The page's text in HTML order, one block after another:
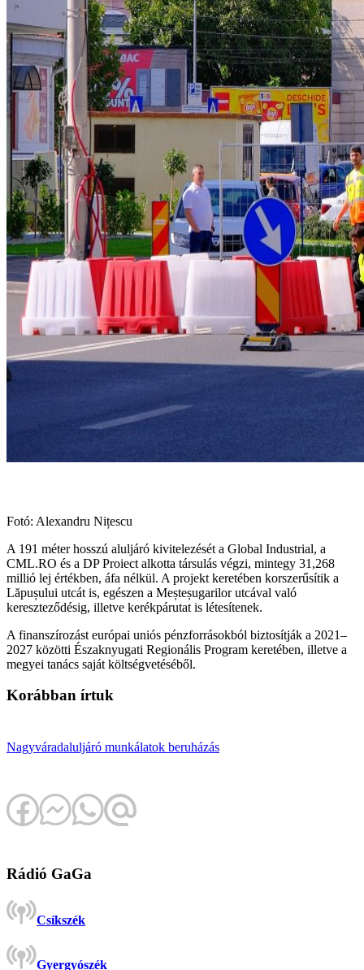
Fotó: Alexandru Nițescu
A 191 méter hosszú aluljáró kivitelezését a Global Industrial, a
CML.RO és a DP Proiect alkotta társulás végzi, mintegy 31,268
millió lej értékben, áfa nélkül. A projekt keretében korszerűsítik a
Lăpușului utcát is, egészen a Meșteșugarilor utcával való
kereszteződésig, illetve kerékpárutat is létesítenek.
A finanszírozást európai uniós pénzforrásokból biztosítják a 2021–
2027 közötti Északnyugati Regionális Program keretében, illetve a
megyei tanács saját költségvetéséből.
Korábban írtuk
Nagyváradaluljáró munkálatok beruházás
Rádió GaGa
Csíkszék
Gyergyószék